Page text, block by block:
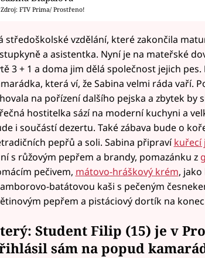
Zdroj: FTV Prima/ Prostřeno!
středoškolské vzdělání, které zakončila
a asistentka. Nyní je na mateřské
3 + 1 a doma jim dělá společnost jejich
která ví, že Sabina velmi ráda vaří.
na pořízení dalšího pejska a zbytek by
hostitelka sází na moderní kuchyni a
i součástí dezertu. Také zábava bude o
pepřů a soli. Sabina připravíkuřecí
s růžovým pepřem a brandy, pomazánku z
pečivem, mátovo-hráškový krém,
batátovou kaši s pečeným
pepřem a pistáciový dortík na
Student Filip (15) je v
sám na popud